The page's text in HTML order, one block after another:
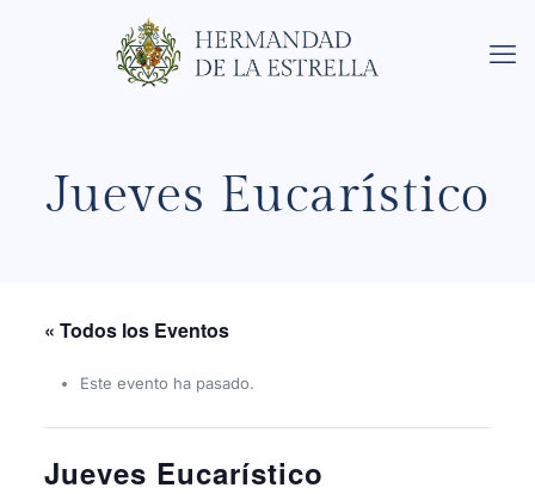
Jueves Eucarístico
« Todos los Eventos
Este evento ha pasado.
Jueves Eucarístico